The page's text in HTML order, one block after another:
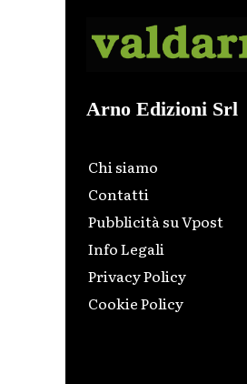
Arno Edizioni Srl
Chi siamo
Contatti
Pubblicità su Vpost
Info Legali
Privacy Policy
Cookie Policy